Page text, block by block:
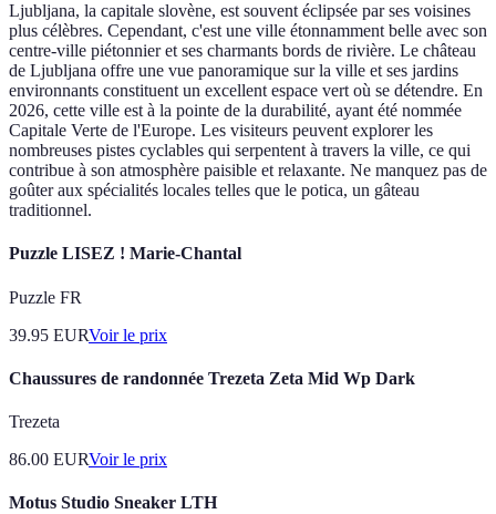
Ljubljana, la capitale slovène, est souvent éclipsée par ses voisines
plus célèbres. Cependant, c'est une ville étonnamment belle avec son
centre-ville piétonnier et ses charmants bords de rivière. Le château
de Ljubljana offre une vue panoramique sur la ville et ses jardins
environnants constituent un excellent espace vert où se détendre. En
2026, cette ville est à la pointe de la durabilité, ayant été nommée
Capitale Verte de l'Europe. Les visiteurs peuvent explorer les
nombreuses pistes cyclables qui serpentent à travers la ville, ce qui
contribue à son atmosphère paisible et relaxante. Ne manquez pas de
goûter aux spécialités locales telles que le potica, un gâteau
traditionnel.
Puzzle LISEZ ! Marie-Chantal
Puzzle FR
39.95 EURVoir le prix
Chaussures de randonnée Trezeta Zeta Mid Wp Dark
Trezeta
86.00 EURVoir le prix
Motus Studio Sneaker LTH